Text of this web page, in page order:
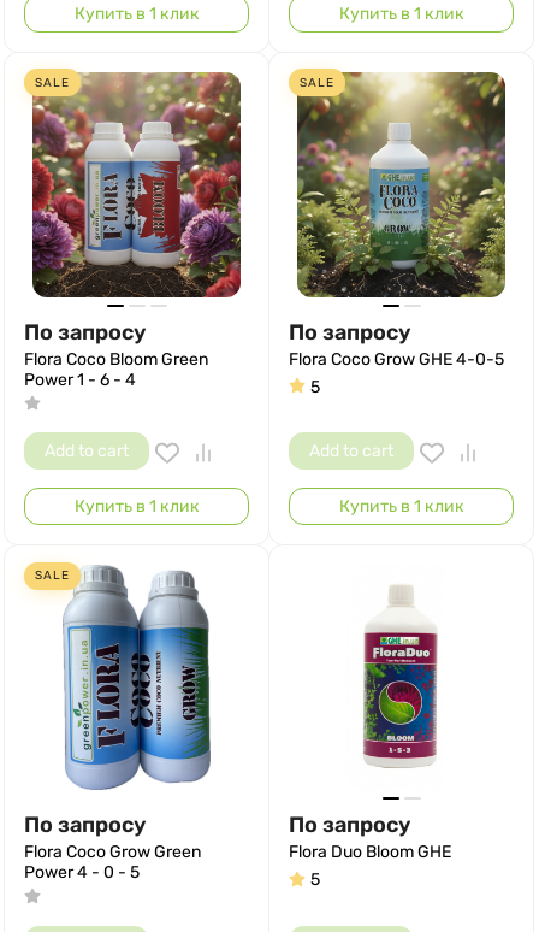
Купить в 1 клик Купить в 1 клик
SALE
По запросу
Flora Coco Bloom Green
Power 1 - 6 - 4
Add to cart
Купить в 1 клик
SALE
По запросу
Flora Coco Grow GHE 4-0-5
5
Add to cart
Купить в 1 клик
SALE
По запросу
Flora Coco Grow Green
Power 4 - 0 - 5
По запросу
Flora Duo Bloom GHE
5